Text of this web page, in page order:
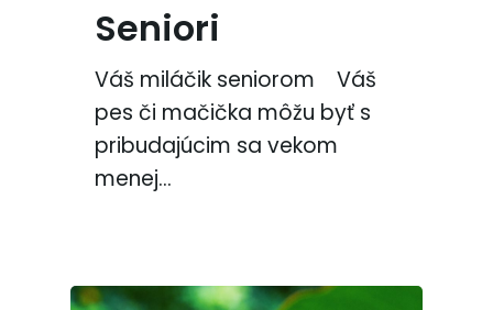
Seniori
Váš miláčik seniorom Váš
pes či mačička môžu byť s
pribudajúcim sa vekom
menej…